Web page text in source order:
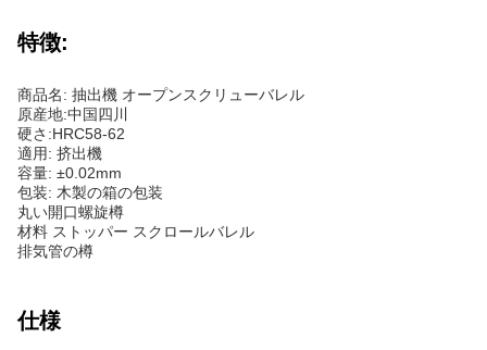
特徴:
商品名: 抽出機 オープンスクリューバレル
原産地:中国四川
硬さ:HRC58-62
適用: 挤出機
容量: ±0.02mm
包装: 木製の箱の包装
丸い開口螺旋樽
材料 ストッパー スクロールバレル
排気管の樽
仕様